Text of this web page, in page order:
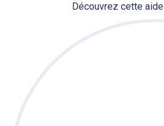
Découvrez cette aide